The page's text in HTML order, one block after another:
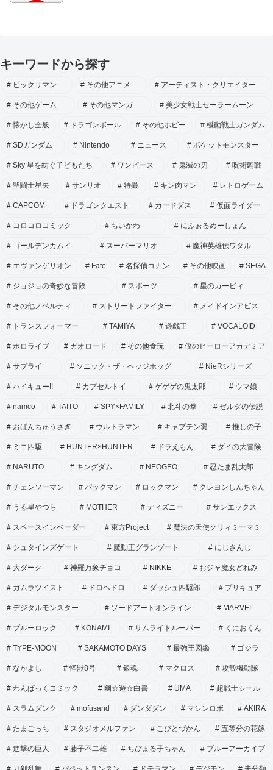
キーワードから探す
ビックリマン その他アニメ アーティスト・クリエイター
その他ゲーム その他マンガ 美少女戦士セーラームーン
懐かし全般 ドラゴンボール その他ホビー 機動戦士ガンダム
SDガンダム Nintendo ニュース ポケットモンスター
Sky 星を紡ぐ子どもたち ワンピース 鬼滅の刃 呪術廻戦
聖闘士星矢 サンリオ 特撮 キン肉マン レトロゲーム
CAPCOM ドラゴンクエスト カードダス 仮面ライダー
コロコロコミック ちいかわ にふぉるめーしょん
ゴールデンカムイ スーパーマリオ 魔神英雄伝ワタル
エヴァンゲリオン Fate 名探偵コナン その他映画 SEGA
ジョジョの奇妙な冒険 スポーツ 星のカービィ
その他ノベルティ ストリートファイター メイドインアビス
トランスフォーマー TAMIYA 遊戯王 VOCALOID
ホロライブ ガオロード その他食玩 僕のヒーローアカデミア
サプライ ソニック・ザ・ヘッジホッグ NieRシリーズ
ハイキュー!! カプセルトイ ゲゲゲの鬼太郎 ウマ娘
namco TAITO SPY×FAMILY 北斗の拳 ゼルダの伝説
おぱんちゅうさぎ ウルトラマン キャプテン翼 推しの子
ミニ四駆 HUNTER×HUNTER ドラえもん ダイの大冒険
NARUTO キングダム NEOGEO 忍たま乱太郎
チェンソーマン パックマン ロックマン クレヨンしんちゃん
うる星やつら MOTHER ディズニー サンエックス
スペースインベーダー 東方Project 魔法の天使クリィミーマミ
シュタインズゲート 魔動王グランゾート にじさんじ
大ダーク 神羅万象チョコ NIKKE おジャ魔女どれみ
ガムラツイスト ドロヘドロ ダッシュ四駆郎 プリキュア
デジタルモンスター ソードアートオンライン MARVEL
ブルーロック KONAMI サムライトルーパー くにおくん
TYPE-MOON SAKAMOTO DAYS 最強王図鑑 ゴジラ
なかよし 怪獣8号 銀魂 マクロス 攻殻機動隊
わんぱっくコミック 幽☆遊☆白書 UMA 超戦士シール
スラムダンク mofusand ダンダダン マシンロボ AKIRA
たまごっち スタジオメルファン こびとづかん 五等分の花嫁
進撃の巨人 藤子不二雄 ちびまる子ちゃん ブルーアーカイブ